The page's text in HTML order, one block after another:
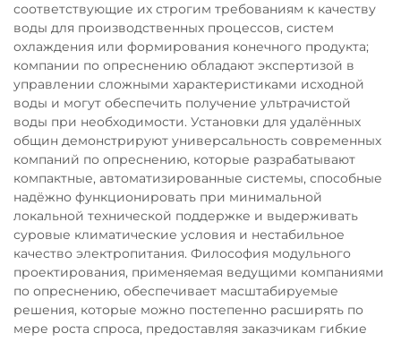
соответствующие их строгим требованиям к качеству
воды для производственных процессов, систем
охлаждения или формирования конечного продукта;
компании по опреснению обладают экспертизой в
управлении сложными характеристиками исходной
воды и могут обеспечить получение ультрачистой
воды при необходимости. Установки для удалённых
общин демонстрируют универсальность современных
компаний по опреснению, которые разрабатывают
компактные, автоматизированные системы, способные
надёжно функционировать при минимальной
локальной технической поддержке и выдерживать
суровые климатические условия и нестабильное
качество электропитания. Философия модульного
проектирования, применяемая ведущими компаниями
по опреснению, обеспечивает масштабируемые
решения, которые можно постепенно расширять по
мере роста спроса, предоставляя заказчикам гибкие